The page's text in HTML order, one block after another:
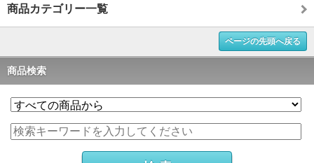
商品カテゴリー一覧
ページの先頭へ戻る
商品検索